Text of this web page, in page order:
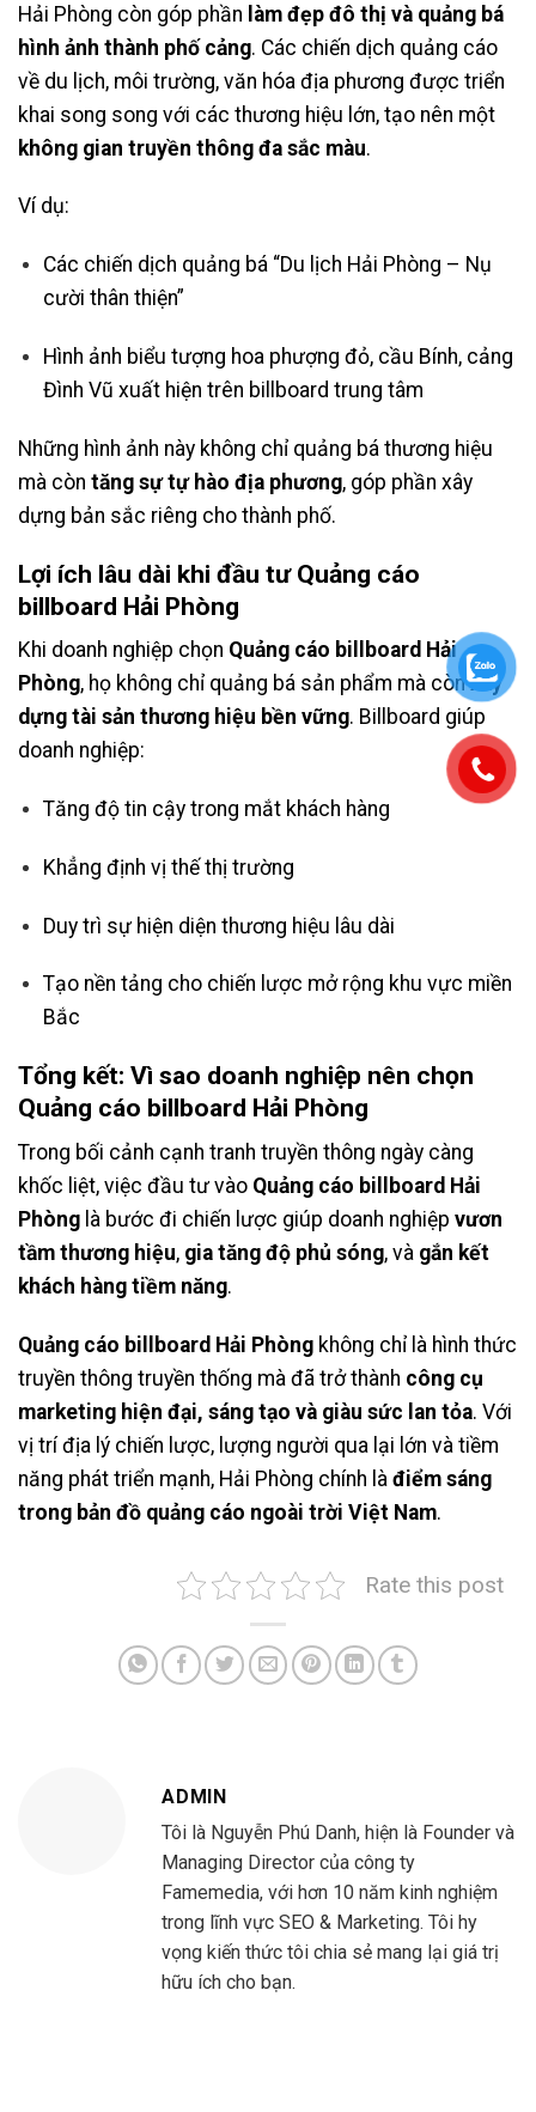
Hải Phòng còn góp phần làm đẹp đô thị và quảng bá
hình ảnh thành phố cảng. Các chiến dịch quảng cáo
về du lịch, môi trường, văn hóa địa phương được triển
khai song song với các thương hiệu lớn, tạo nên một
không gian truyền thông đa sắc màu.
Ví dụ:
Các chiến dịch quảng bá “Du lịch Hải Phòng – Nụ
cười thân thiện”
Hình ảnh biểu tượng hoa phượng đỏ, cầu Bính, cảng
Đình Vũ xuất hiện trên billboard trung tâm
Những hình ảnh này không chỉ quảng bá thương hiệu
mà còn tăng sự tự hào địa phương, góp phần xây
dựng bản sắc riêng cho thành phố.
Lợi ích lâu dài khi đầu tư Quảng cáo
billboard Hải Phòng
Khi doanh nghiệp chọn Quảng cáo billboard Hải
Phòng, họ không chỉ quảng bá sản phẩm mà cònxây
dựng tài sản thương hiệu bền vững. Billboard giúp
doanh nghiệp:
Tăng độ tin cậy trong mắt khách hàng
Khẳng định vị thế thị trường
Duy trì sự hiện diện thương hiệu lâu dài
Tạo nền tảng cho chiến lược mở rộng khu vực miền
Bắc
Tổng kết: Vì sao doanh nghiệp nên chọn
Quảng cáo billboard Hải Phòng
Trong bối cảnh cạnh tranh truyền thông ngày càng
khốc liệt, việc đầu tư vào Quảng cáo billboard Hải
Phòng là bước đi chiến lược giúp doanh nghiệp vươn
tầm thương hiệu, gia tăng độ phủ sóng, và gắn kết
khách hàng tiềm năng.
Quảng cáo billboard Hải Phòng không chỉ là hình thức
truyền thông truyền thống mà đã trở thành công cụ
marketing hiện đại, sáng tạo và giàu sức lan tỏa. Với
vị trí địa lý chiến lược, lượng người qua lại lớn và tiềm
năng phát triển mạnh, Hải Phòng chính là điểm sáng
trong bản đồ quảng cáo ngoài trời Việt Nam.
Rate this post
ADMIN
Tôi là Nguyễn Phú Danh, hiện là Founder và
Managing Director của công ty
Famemedia, với hơn 10 năm kinh nghiệm
trong lĩnh vực SEO & Marketing. Tôi hy
vọng kiến thức tôi chia sẻ mang lại giá trị
hữu ích cho bạn.